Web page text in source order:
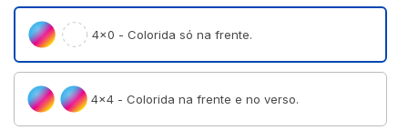
4×0 - Colorida só na frente.
4×4 - Colorida na frente e no verso.